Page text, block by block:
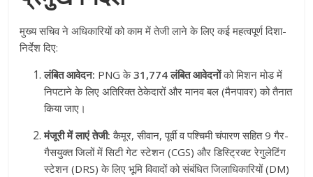
मुख्य सचिव ने अधिकारियों को काम में तेजी लाने के लिए कई महत्वपूर्ण दिशा-
निर्देश दिए:
लंबित आवेदन: PNG के31,774 लंबित आवेदनोंको मिशन मोड में
निपटाने के लिए अतिरिक्त ठेकेदारों और मानव बल (मैनपावर) को तैनात
किया जाए।
मंजूरी में लाएं तेजी: कैमूर, सीवान, पूर्वी व पश्चिमी चंपारण सहित 9 गैर-
गैसयुक्त जिलों में सिटी गेट स्टेशन (CGS) और डिस्ट्रिक्ट रेगुलेटिंग
स्टेशन (DRS) के लिए भूमि विवादों को संबंधित जिलाधिकारियों (DM)